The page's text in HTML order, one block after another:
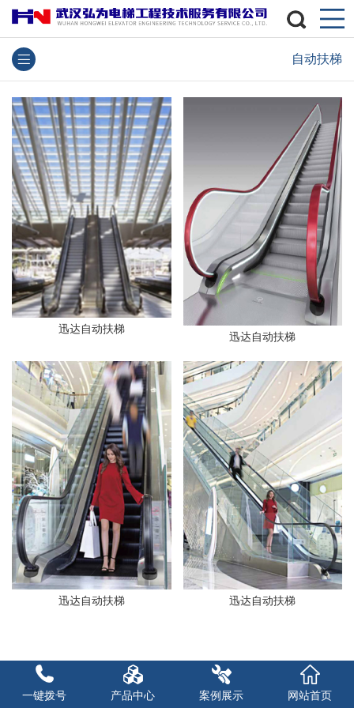
自动扶梯
迅达自动扶梯
迅达自动扶梯
迅达自动扶梯 迅达自动扶梯
一键拨号 产品中心 案例展示 网站首页